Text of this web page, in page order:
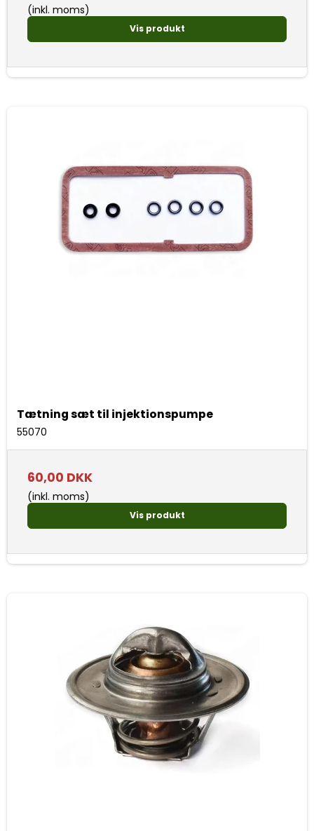
(inkl. moms)
Vis produkt
Tætning sæt til injektionspumpe
55070
60,00 DKK
(inkl. moms)
Vis produkt